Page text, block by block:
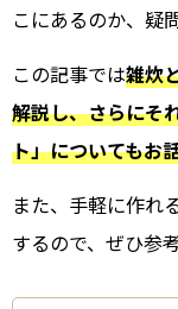
こにあるのか、疑
この記事では雑炊
解説し、さらにそ
ト」についてもお
また、手軽に作れ
するので、ぜひ参